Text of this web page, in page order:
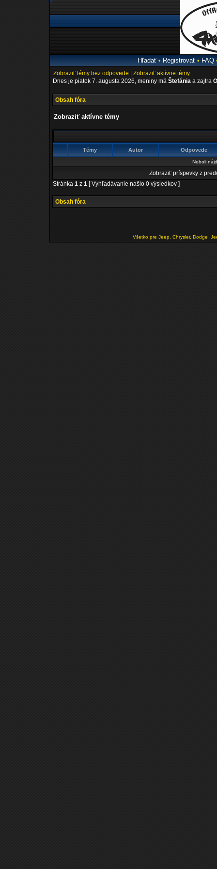
Hľadať• Registrovať• FAQ
Zobraziť témy bez odpovede
Zobraziť aktívne témy
Dnes je piatok 7. augusta 2026, meniny má Štefánia a zajtra
Obsah fóra
Zobraziť aktívne témy
Témy Autor Odpovede
Neboli
Zobraziť príspevky z
Stránka 1 z 1 [ Vyhľadávanie našlo 0 výsledkov ]
Obsah fóra
Všetko pre Jeep, Chrysler, Dodge